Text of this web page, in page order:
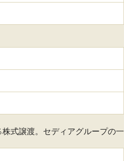
式譲渡。セディアグループの一